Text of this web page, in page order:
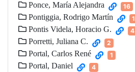
Ponce, María Alejandra 16
Pontiggia, Rodrigo Martín 1
Pontis Videla, Horacio G. 4
Porretti, Juliana C. 2
Portal, Carlos René 1
Portal, Daniel 4